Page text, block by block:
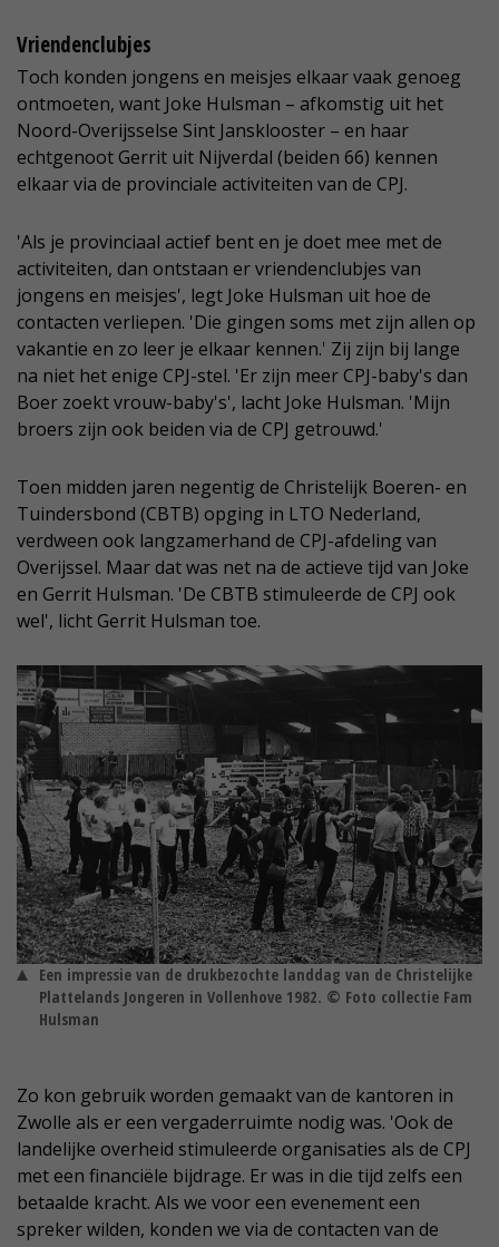
Vriendenclubjes
Toch konden jongens en meisjes elkaar vaak genoeg
ontmoeten, want Joke Hulsman – afkomstig uit het
Noord-Overijsselse Sint Jansklooster – en haar
echtgenoot Gerrit uit Nijverdal (beiden 66) kennen
elkaar via de provinciale activiteiten van de CPJ.
'Als je provinciaal actief bent en je doet mee met de
activiteiten, dan ontstaan er vriendenclubjes van
jongens en meisjes', legt Joke Hulsman uit hoe de
contacten verliepen. 'Die gingen soms met zijn allen op
vakantie en zo leer je elkaar kennen.' Zij zijn bij lange
na niet het enige CPJ-stel. 'Er zijn meer CPJ-baby's dan
Boer zoekt vrouw-baby's', lacht Joke Hulsman. 'Mijn
broers zijn ook beiden via de CPJ getrouwd.'
Toen midden jaren negentig de Christelijk Boeren- en
Tuindersbond (CBTB) opging in LTO Nederland,
verdween ook langzamerhand de CPJ-afdeling van
Overijssel. Maar dat was net na de actieve tijd van Joke
en Gerrit Hulsman. 'De CBTB stimuleerde de CPJ ook
wel', licht Gerrit Hulsman toe.
Een impressie van de drukbezochte landdag van de Christelijke
Plattelands Jongeren in Vollenhove 1982. © Foto collectie Fam
Hulsman
Zo kon gebruik worden gemaakt van de kantoren in
Zwolle als er een vergaderruimte nodig was. 'Ook de
landelijke overheid stimuleerde organisaties als de CPJ
met een financiële bijdrage. Er was in die tijd zelfs een
betaalde kracht. Als we voor een evenement een
spreker wilden, konden we via de contacten van de